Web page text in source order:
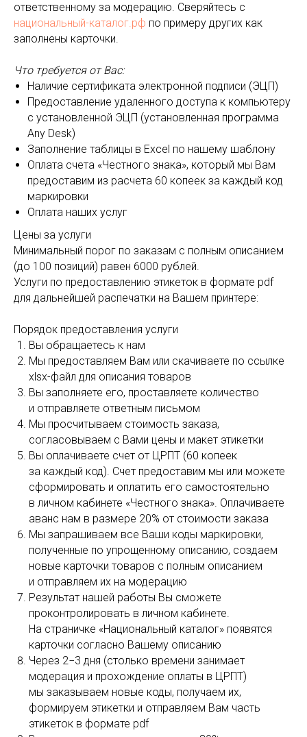
ответственному за модерацию. Сверяйтесь с
национальный-каталог.рф по примеру других как
заполнены карточки.
Что требуется от Вас:
Наличие сертификата электронной подписи (ЭЦП)
Предоставление удаленного доступа к компьютеру
с установленной ЭЦП (установленная программа
Any Desk)
Заполнение таблицы в Excel по нашему шаблону
Оплата счета «Честного знака», который мы Вам
предоставим из расчета 60 копеек за каждый код
маркировки
Оплата наших услуг
Цены за услуги
Минимальный порог по заказам с полным описанием
(до 100 позиций) равен 6000 рублей.
Услуги по предоставлению этикеток в формате pdf
для дальнейшей распечатки на Вашем принтере:
Порядок предоставления услуги
Вы обращаетесь к нам
Мы предоставляем Вам или скачиваете по ссылке
xlsx-файл для описания товаров
Вы заполняете его, проставляете количество
и отправляете ответным письмом
Мы просчитываем стоимость заказа,
согласовываем с Вами цены и макет этикетки
Вы оплачиваете счет от ЦРПТ (60 копеек
за каждый код). Счет предоставим мы или можете
сформировать и оплатить его самостоятельно
в личном кабинете «Честного знака». Оплачиваете
аванс нам в размере 20% от стоимости заказа
Мы запрашиваем все Ваши коды маркировки,
полученные по упрощенному описанию, создаем
новые карточки товаров с полным описанием
и отправляем их на модерацию
Результат нашей работы Вы сможете
проконтролировать в личном кабинете.
На страничке «Национальный каталог» появятся
карточки согласно Вашему описанию
Через 2−3 дня (столько времени занимает
модерация и прохождение оплаты в ЦРПТ)
мы заказываем новые коды, получаем их,
формируем этикетки и отправляем Вам часть
этикеток в формате pdf